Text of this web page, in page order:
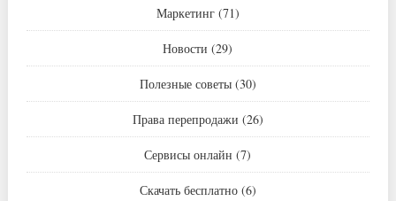
Маркетинг(71)
Новости (29)
Полезные советы(30)
Права перепродажи (26)
Сервисы онлайн (7)
Скачать бесплатно(6)